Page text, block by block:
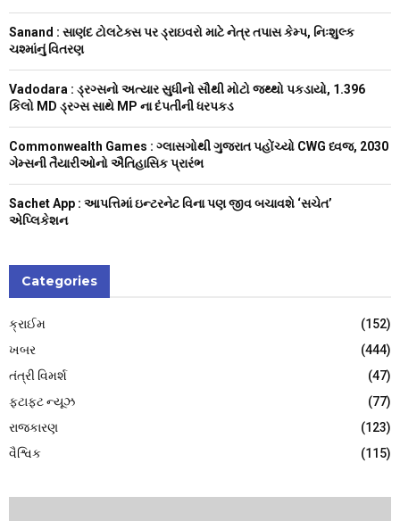
Sanand : સાણંદ ટોલટેક્સ પર ડ્રાઇવરો માટે નેત્ર તપાસ કેમ્પ, નિઃશુલ્ક
ચશ્માંનું વિતરણ
Vadodara : ડ્રગ્સનો અત્યાર સુધીનો સૌથી મોટો જથ્થો પકડાયો, 1.396
કિલો MD ડ્રગ્સ સાથે MP ના દંપતીની ધરપકડ
Commonwealth Games : ગ્લાસગોથી ગુજરાત પહોંચ્યો CWG ધ્વજ, 2030
ગેમ્સની તૈયારીઓનો ઐતિહાસિક પ્રારંભ
Sachet App : આપત્તિમાં ઇન્ટરનેટ વિના પણ જીવ બચાવશે ‘સચેત’
એપ્લિકેશન
Categories
ક્રાઈમ
(152)
ખબર
(444)
તંત્રી વિમર્શ
(47)
ફટાફટ ન્યૂઝ
(77)
રાજકારણ
(123)
વૈશ્વિક
(115)